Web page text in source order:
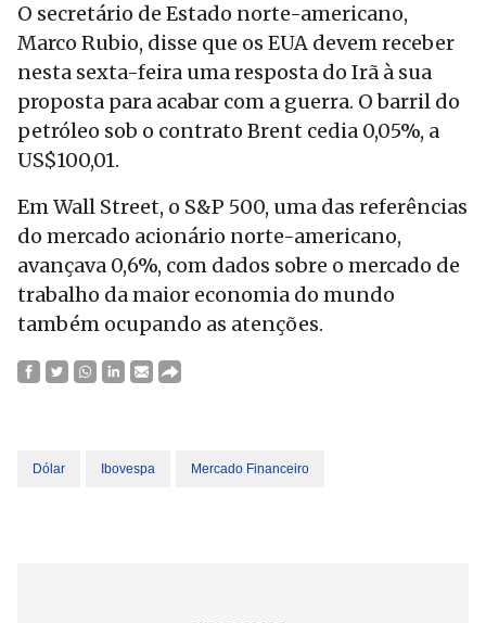
O secretário de Estado norte-americano,
Marco Rubio, disse que os EUA devem receber
nesta sexta-feira uma resposta do Irã à sua
proposta para acabar com a guerra. O barril do
petróleo sob o contrato Brent cedia 0,05%, a
US$100,01.
Em Wall Street, o S&P 500, uma das referências
do mercado acionário norte-americano,
avançava 0,6%, com dados sobre o mercado de
trabalho da maior economia do mundo
também ocupando as atenções.
Dólar Ibovespa Mercado Financeiro